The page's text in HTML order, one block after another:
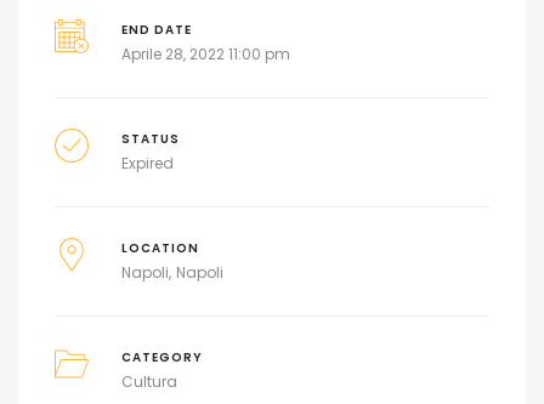
END DATE
Aprile 28, 2022 11:00 pm
STATUS
Expired
LOCATION
Napoli Napoli
CATEGORY
Cultura